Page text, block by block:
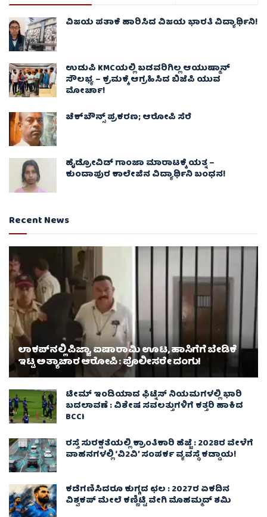
ವಿಜಯ ಪತಾಕೆ ಹಾರಿಸಿದ ವಿಜಯ ಭಾರತಿ ವಿದ್ಯಾರ್ಥಿನಿ!
ಉಡುಪಿ KMCಯಲ್ಲಿ ಬಡವರಿಗಿಲ್ಲ ಆಯುಷ್ಮಾನ್
ಸೌಲಭ್ಯ – ಕ್ರಮಕ್ಕೆ ಆಗ್ರಹಿಸಿದ ಬಿಜೆಪಿ ಯುವ
ಮೋರ್ಚಾ!
ಚೆಕ್​ಬೌನ್ಸ್​ ಪ್ರಕರಣ; ಆರೋಪಿ ಸೆರೆ
ಹೈಡ್ರೋವಿಡ್ ಗಾಂಜಾ ಮಾರಾಟಕ್ಕೆ ಯತ್ನ –
ಕುಂದಾಪುರ ಕಾಲೇಜಿನ ವಿದ್ಯಾರ್ಥಿನಿ ಬಂಧನ!
Recent News
ಲಾಕಪ್‌ನಲ್ಲಿ ಪಿಜ್ಜಾ, ಐಷಾರಾಮಿ ಊಟ, ಹಾಸಿಗೆಗೆ ಬೇಡಿಕೆ
ಇಟ್ಟ ಅತ್ಯಾಚಾರ ಆರೋಪಿ : ಪೊಲೀಸರೇ ದಂಗು!
ಟೀಮ್ ಇಂಡಿಯಾದ ಫಿಟ್ನೆಸ್ ನಿಯಮಗಳಲ್ಲಿ ಭಾರಿ
ಬದಲಾವಣೆ : ವಿಶೇಷ ಸವಲತ್ತುಗಳಿಗೆ ಕತ್ತರಿ ಹಾಕಿದ
BCCI
ರಸ್ತೆ ಸುರಕ್ಷತೆಯಲ್ಲಿ ಕ್ರಾಂತಿಕಾರಿ ಹೆಜ್ಜೆ : 2028ರ ವೇಳೆಗೆ
ವಾಹನಗಳಲ್ಲಿ ‘ವಿ2ವಿ’ ಸಂಪರ್ಕ ವ್ಯವಸ್ಥೆ ಕಡ್ಡಾಯ!
ಕಡೆಗಣಿಸಿದರೂ ಕುಗ್ಗದ ಛಲ : 2027ರ ಏಕದಿನ
ವಿಶ್ವಕಪ್‌ ಮೇಲೆ ಕಣ್ಣಿಟ್ಟಿ ವೇಗಿ ಮೊಹಮ್ಮದ್ ಶಮಿ